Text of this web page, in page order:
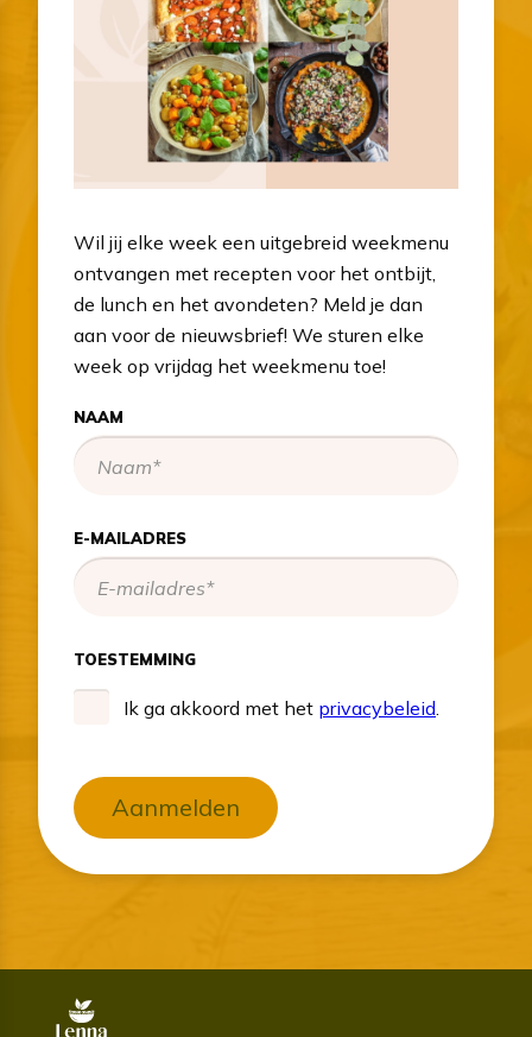
Wil jij elke week een uitgebreid weekmenu
ontvangen met recepten voor het ontbijt,
de lunch en het avondeten? Meld je dan
aan voor de nieuwsbrief! We sturen elke
week op vrijdag het weekmenu toe!
NAAM
E-MAILADRES
TOESTEMMING
Ik ga akkoord met het privacybeleid.
Aanmelden